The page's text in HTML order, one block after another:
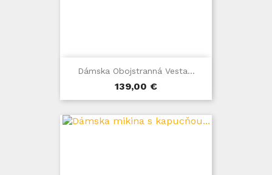
Dámska Obojstranná Vesta...
Cena
139,00 €